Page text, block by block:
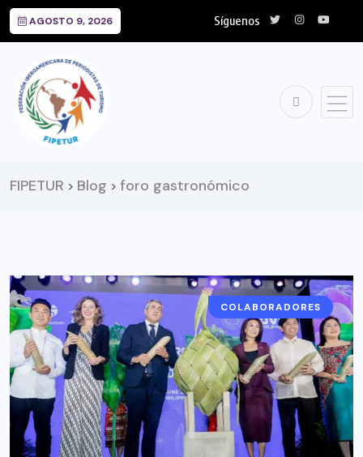
AGOSTO 9, 2026 Síguenos
FIPETUR > Blog > foro gastronómico
COLABORADORES